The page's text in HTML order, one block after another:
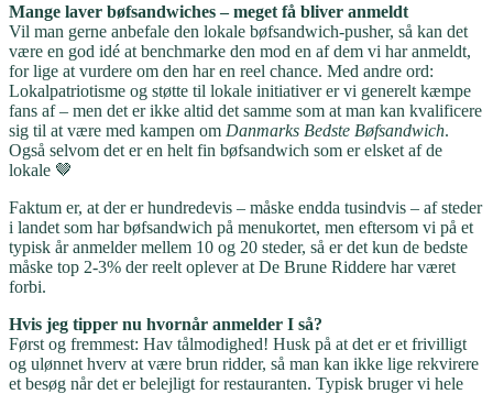
Mange laver bøfsandwiches – meget få bliver anmeldt
Vil man gerne anbefale den lokale bøfsandwich-pusher, så kan det
være en god idé at benchmarke den mod en af dem vi har anmeldt,
for lige at vurdere om den har en reel chance. Med andre ord:
Lokalpatriotisme og støtte til lokale initiativer er vi generelt kæmpe
fans af – men det er ikke altid det samme som at man kan kvalificere
sig til at være med kampen om Danmarks Bedste Bøfsandwich.
Også selvom det er en helt fin bøfsandwich som er elsket af de
lokale 🤎
Faktum er, at der er hundredevis – måske endda tusindvis – af steder
i landet som har bøfsandwich på menukortet, men eftersom vi på et
typisk år anmelder mellem 10 og 20 steder, så er det kun de bedste
måske top 2-3% der reelt oplever at De Brune Riddere har været
forbi.
Hvis jeg tipper nu hvornår anmelder I så?
Først og fremmest: Hav tålmodighed! Husk på at det er et frivilligt
og ulønnet hverv at være brun ridder, så man kan ikke lige rekvirere
et besøg når det er belejligt for restauranten. Typisk bruger vi hele